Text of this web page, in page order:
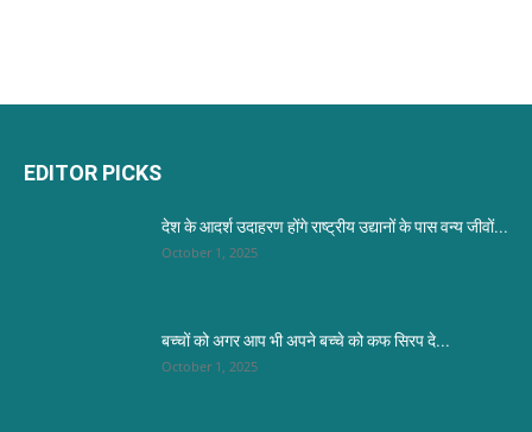
EDITOR PICKS
देश के आदर्श उदाहरण होंगे राष्ट्रीय उद्यानों के पास वन्य जीवों...
October 1, 2025
बच्चों को अगर आप भी अपने बच्चे को कफ सिरप दे...
October 1, 2025